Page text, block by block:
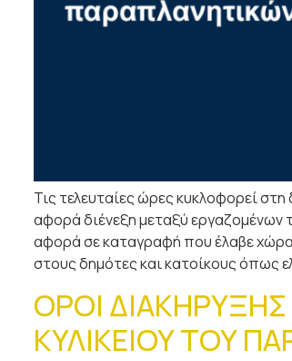
Τις τελευταίες ώρες κυκλοφορεί
αφορά διένεξη μεταξύ εργαζομένων
αφορά σε καταγραφή που έλαβε χώρα
στους δημότες και κατοίκους όπως
ΟΡΟΙ
ΚΥΛΙΚΕΙΟΥ ΤΟΥ